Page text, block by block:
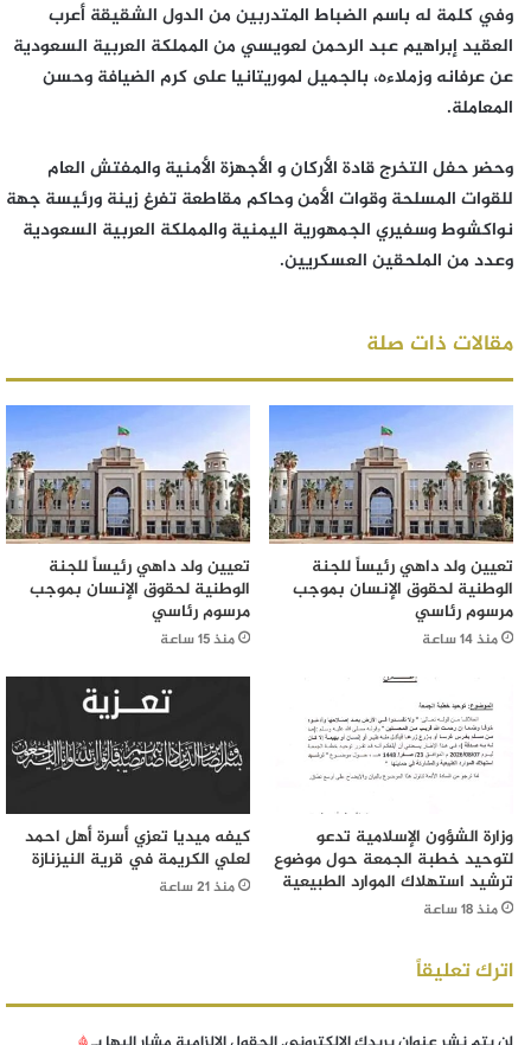
وفي كلمة له باسم الضباط المتدربين من الدول الشقيقة أعرب
العقيد إبراهيم عبد الرحمن لعويسي من المملكة العربية السعودية
عن عرفانه وزملاءه، بالجميل لموريتانيا على كرم الضيافة وحسن
المعاملة.
وحضر حفل التخرج قادة الأركان و الأجهزة الأمنية والمفتش العام
للقوات المسلحة وقوات الأمن وحاكم مقاطعة تفرغ زينة ورئيسة جهة
نواكشوط وسفيري الجمهورية اليمنية والمملكة العربية السعودية
وعدد من الملحقين العسكريين.
مقالات ذات صلة
تعيين ولد داهي رئيساً للجنة
الوطنية لحقوق الإنسان بموجب
مرسوم رئاسي
منذ 14 ساعة
تعيين ولد داهي رئيساً للجنة
الوطنية لحقوق الإنسان بموجب
مرسوم رئاسي
منذ 15 ساعة
وزارة الشؤون الإسلامية تدعو
لتوحيد خطبة الجمعة حول موضوع
ترشيد استهلاك الموارد الطبيعية
منذ 18 ساعة
كيفه ميديا تعزي أسرة أهل احمد
لعلي الكريمة في قرية النيزنازة
منذ 21 ساعة
اترك تعليقاً